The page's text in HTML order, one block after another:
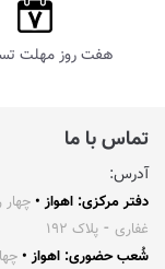
هفت روز مهلت
تماس با ما
آدرس:
دفتر مرکزی: اهواز • چهار
غفاری ⁃ پلاک ۱۹۲
شُعب حضوری: اهواز •